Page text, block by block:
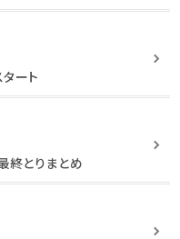
ート
終とりまとめ